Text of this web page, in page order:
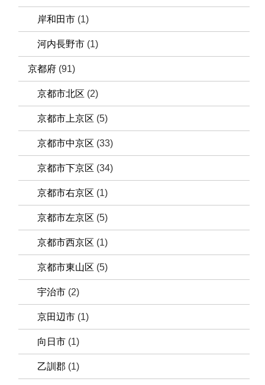
岸和田市 (1)
河内長野市 (1)
京都府 (91)
京都市北区 (2)
京都市上京区 (5)
京都市中京区 (33)
京都市下京区 (34)
京都市右京区 (1)
京都市左京区 (5)
京都市西京区 (1)
京都市東山区 (5)
宇治市 (2)
京田辺市 (1)
向日市 (1)
乙訓郡 (1)